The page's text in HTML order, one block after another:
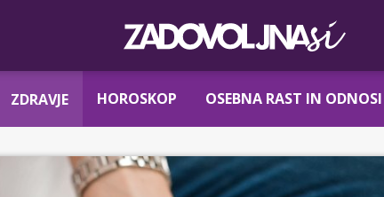
ZDRAVJE HOROSKOP OSEBNA RAST IN ODNOSI